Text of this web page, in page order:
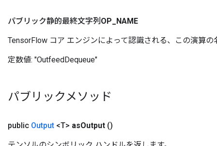
パブリック静的最終文字列OP NAME
TensorFlow コア エンジンによって認識される、この演算の
定数値: "OutfeedDequeue"
パブリックメソッド
public Output <T> asOutput ()